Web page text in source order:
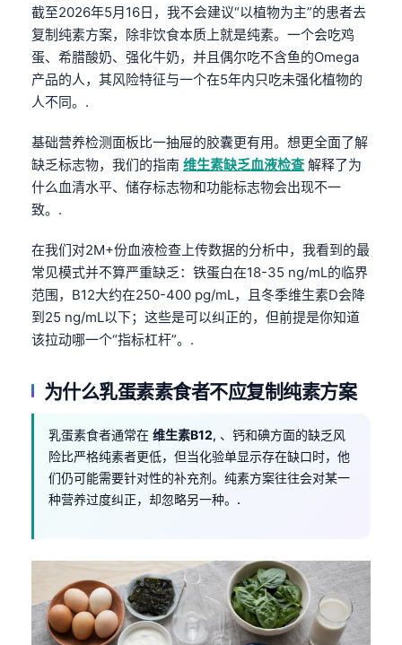
截至2026年5月16日，我不会建议“以植物为主”的患者去
复制纯素方案，除非饮食本质上就是纯素。一个会吃鸡
蛋、希腊酸奶、强化牛奶，并且偶尔吃不含鱼的Omega
产品的人，其风险特征与一个在5年内只吃未强化植物的
人不同。.
基础营养检测面板比一抽屉的胶囊更有用。想更全面了解
缺乏标志物，我们的指南 维生素缺乏血液检查 解释了为
什么血清水平、储存标志物和功能标志物会出现不一
致。.
在我们对2M+份血液检查上传数据的分析中，我看到的最
常见模式并不算严重缺乏：铁蛋白在18-35 ng/mL的临界
范围，B12大约在250-400 pg/mL，且冬季维生素D会降
到25 ng/mL以下；这些是可以纠正的，但前提是你知道
该拉动哪一个“指标杠杆”。.
为什么乳蛋素素食者不应复制纯素方案
乳蛋素食者通常在 维生素B12, 、钙和碘方面的缺乏风
险比严格纯素者更低，但当化验单显示存在缺口时，他
们仍可能需要针对性的补充剂。纯素方案往往会对某一
种营养过度纠正，却忽略另一种。.